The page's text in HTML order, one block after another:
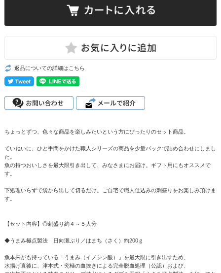
返品についての詳細はこちら
ちょっとずつ、色々な商品を楽しみたいという方にぴったりのセット商品。
ていねいに、ひと手間をかけた職人シリーズの商品を少量パックで詰め合わせにしまし
た。
魚の持つおいしさを最大限引き出して、みなさまにお届け。ギフト用にもオススメで
す。
下処理いらずで袋から出して切るだけ。ご自宅で職人仕込みの刺盛りをお楽しみ頂けま
す。
【セット内容】◎刺盛り約４～５人分
◆うまみ極点製法 日向灘ぶり／はまち（さく）約200ｇ
魚本来がも持っている「うまみ（イノシン酸）」を最大限に引き出すため、
水揚げ直後に、津本式・究極の血抜きによる完全脱血処理（公認）および、